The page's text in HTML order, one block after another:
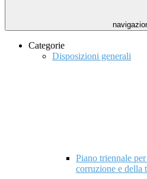
Categorie
Disposizioni generali
Piano triennale
corruzione e della